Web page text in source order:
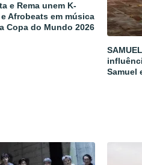
e Rema unem K-
Afrobeats em música
Copa do Mundo 2026
Samuel